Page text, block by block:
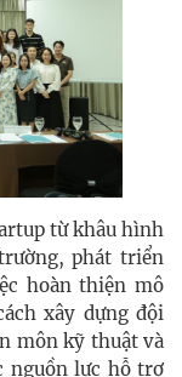
từ khâu hình
phát triển
hoàn thiện mô
xây dựng đội
môn kỹ thuật và
nguồn lực hỗ trợ